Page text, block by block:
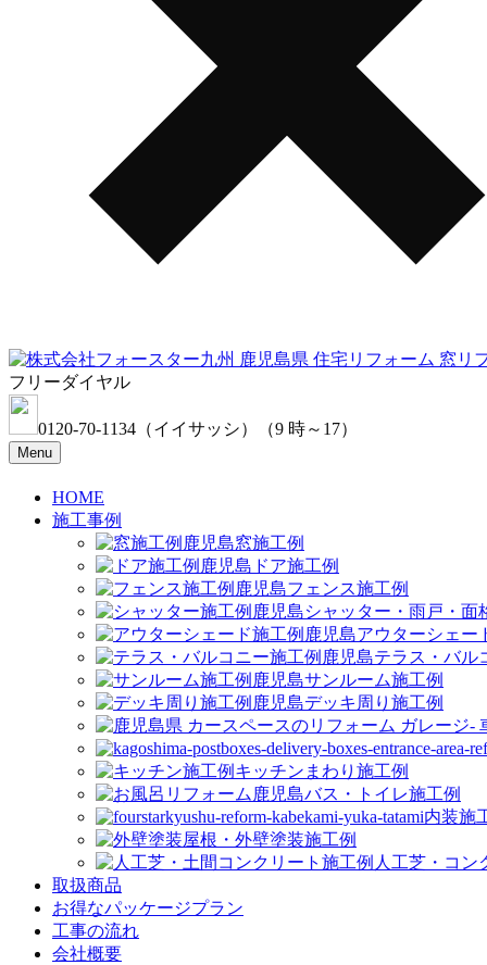
フリーダイヤル
0120-70-1134 （イイサッシ） （9 時～17）
Menu
HOME
施工事例
窓施工例
ドア施工例
フェンス施工例
シャッター・雨戸・面
アウターシェー
テラス・バル
サンルーム施工例
デッキ周り施工例
キッチンまわり施工例
バス・トイレ施工例
内装施
屋根・外壁塗装施工例
人工芝・コン
取扱商品
お得なパッケージプラン
工事の流れ
会社概要